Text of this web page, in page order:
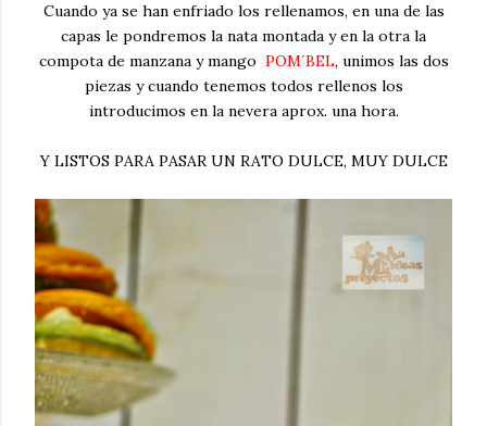
Cuando ya se han enfriado los rellenamos, en una de las
capas le pondremos la nata montada y en la otra la
compota de manzana y mango POM´BEL, unimos las dos
piezas y cuando tenemos todos rellenos los
introducimos en la nevera aprox. una hora.
Y LISTOS PARA PASAR UN RATO DULCE, MUY DULCE